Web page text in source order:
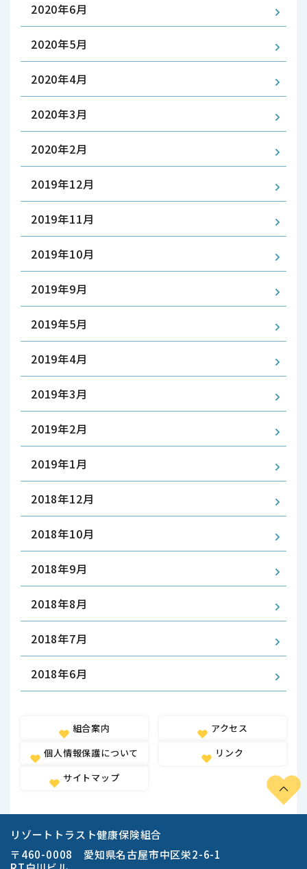
2020年6月
2020年5月
2020年4月
2020年3月
2020年2月
2019年12月
2019年11月
2019年10月
2019年9月
2019年5月
2019年4月
2019年3月
2019年2月
2019年1月
2018年12月
2018年10月
2018年9月
2018年8月
2018年7月
2018年6月
組合案内
アクセス
個人情報保護について
リンク
サイトマップ
リゾートトラスト健康保険組合
〒460-0008 愛知県名古屋市中区栄2-6-1